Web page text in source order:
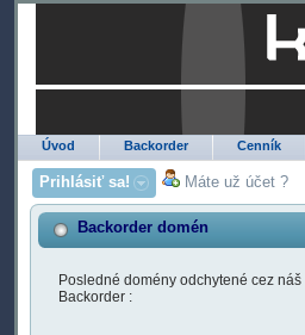
Úvod Backorder Cenník
Prihlásiť sa! Máte už účet ?
Backorder domén
Posledné domény odchytené cez náš
Backorder :